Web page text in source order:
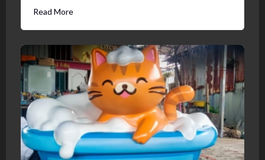
Read More